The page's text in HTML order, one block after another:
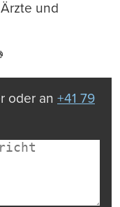
und
oder an +41 79